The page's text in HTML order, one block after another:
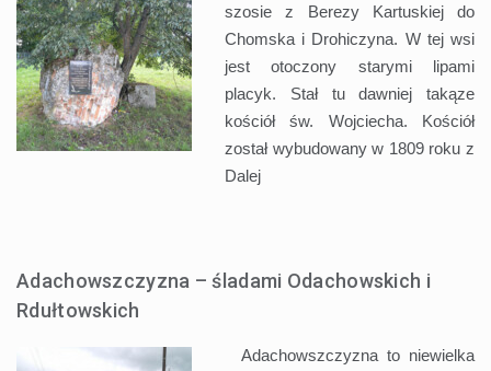
szosie z Berezy Kartuskiej do
Chomska i Drohiczyna. W tej wsi
jest otoczony starymi lipami
placyk. Stał tu dawniej takąze
kościół św. Wojciecha. Kościół
został wybudowany w 1809 roku z
Dalej
Adachowszczyzna – śladami Odachowskich i
Rdułtowskich
Adachowszczyzna to niewielka